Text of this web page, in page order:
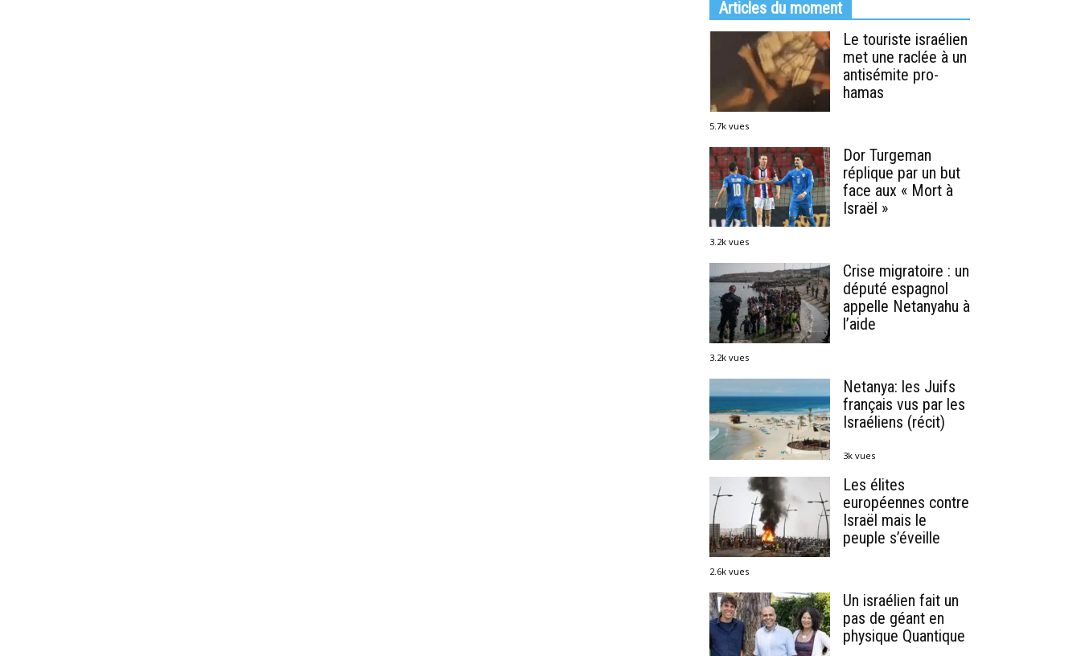
Articles du moment
Le touriste israélien
met une raclée à un
antisémite pro-
hamas
5.7k vues
Dor Turgeman
réplique par un but
face aux « Mort à
Israël »
3.2k vues
Crise migratoire : un
député espagnol
appelle Netanyahu à
l’aide
3.2k vues
Netanya: les Juifs
français vus par les
Israéliens (récit)
3k vues
Les élites
européennes contre
Israël mais le
peuple s’éveille
2.6k vues
Un israélien fait un
pas de géant en
physique Quantique